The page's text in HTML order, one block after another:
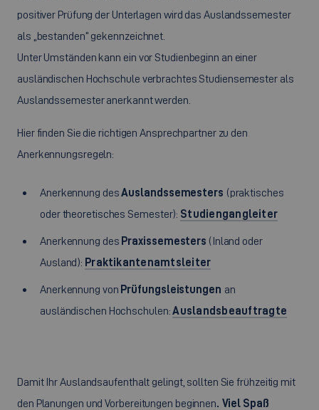
positiver Prüfung der Unterlagen wird das Auslandssemester
als „bestanden“ gekennzeichnet.
Unter Umständen kann ein vor Studienbeginn an einer
ausländischen Hochschule verbrachtes Studiensemester als
Auslandssemester anerkannt werden.
Hier finden Sie die richtigen Ansprechpartner zu den
Anerkennungsregeln:
Anerkennung desAuslandssemesters (praktisches
oder theoretisches Semester): Studiengangleiter
Anerkennung des Praxissemesters (Inland oder
Ausland): Praktikantenamtsleiter
Anerkennung von Prüfungsleistungen an
ausländischen Hochschulen:Auslandsbeauftragte
Damit Ihr Auslandsaufenthalt gelingt, sollten Sie frühzeitig mit
den Planungen und Vorbereitungen beginnen. Viel Spaß